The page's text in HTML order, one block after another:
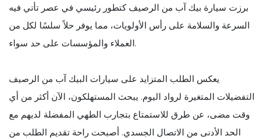
برزت سيارة بيك آب من الرصيف كتطور رئيسي في عصر تأتي فيه
السرعة والسلامة على رأس الأولويات، مما يوفر حلاً سلسًا لكل من
العملاء والمؤسسات على حد سواء.
يعكس الطلب المتزايد على سيارات البيك آب من الرصيف
التفضيلات المتغيرة لرواد اليوم. يبحث المستهلكون، الآن أكثر من أي
وقت مضى، عن طرق للاستمتاع بتجارب الطهي المفضلة لديهم مع
الحد الأدنى من الاتصال الجسدي. أصبحت راحة تقديم الطلب من